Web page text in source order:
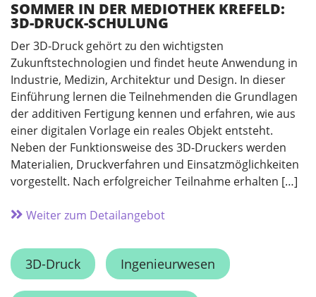
SOMMER IN DER MEDIOTHEK KREFELD:
3D-DRUCK-SCHULUNG
Der 3D-Druck gehört zu den wichtigsten
Zukunftstechnologien und findet heute Anwendung in
Industrie, Medizin, Architektur und Design. In dieser
Einführung lernen die Teilnehmenden die Grundlagen
der additiven Fertigung kennen und erfahren, wie aus
einer digitalen Vorlage ein reales Objekt entsteht.
Neben der Funktionsweise des 3D-Druckers werden
Materialien, Druckverfahren und Einsatzmöglichkeiten
vorgestellt. Nach erfolgreicher Teilnahme erhalten […]
Weiter zum Detailangebot
3D-Druck Ingenieurwesen